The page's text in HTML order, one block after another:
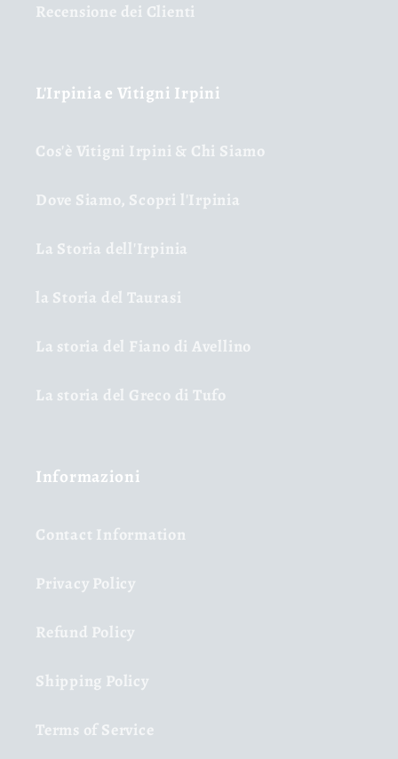
Recensione dei Clienti
L'Irpinia e Vitigni Irpini
Cos'è Vitigni Irpini & Chi Siamo
Dove Siamo, Scopri l'Irpinia
La Storia dell'Irpinia
la Storia del Taurasi
La storia del Fiano di Avellino
La storia del Greco di Tufo
Informazioni
Contact Information
Privacy Policy
Refund Policy
Shipping Policy
Terms of Service